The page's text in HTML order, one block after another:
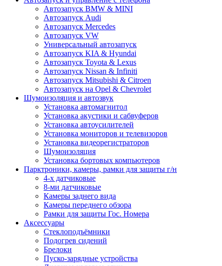
Автозапуск BMW & MINI
Автозапуск Audi
Автозапуск Mercedes
Автозапуск VW
Универсальный автозапуск
Автозапуск KIA & Hyundai
Автозапуск Toyota & Lexus
Автозапуск Nissan & Infiniti
Автозапуск Mitsubishi & Citroen
Автозапуск на Opel & Chevrolet
Шумоизоляция и автозвук
Установка автомагнитол
Установка акустики и сабвуферов
Установка автоусилителей
Установка мониторов и телевизоров
Установка видеорегистраторов
Шумоизоляция
Установка бортовых компьютеров
Парктроники, камеры, рамки для защиты г/н
4-х датчиковые
8-ми датчиковые
Камеры заднего вида
Камеры переднего обзора
Рамки для защиты Гос. Номера
Аксессуары
Стеклоподъёмники
Подогрев сидений
Брелоки
Пуско-зарядные устройства